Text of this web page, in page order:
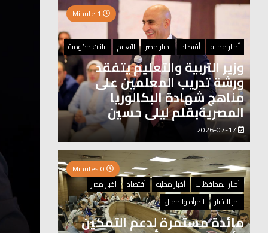
أخبار محليه أقتصاد اخبار مصر التعليم بيانات حكومية
وزير التربية والتعليم يتفقد
ورشة تدريب المعلمين على
مناهج شهادة البكالوريا
المصريةبقلم ليلى حسين
2026-07-17
أخبار المحافظات
أخبار محليه أقتصاد
اخبار مصر
اخر الاخبار
المرأه والجمال
مائدة مستمرة لدعم التمكين
2 Minutes